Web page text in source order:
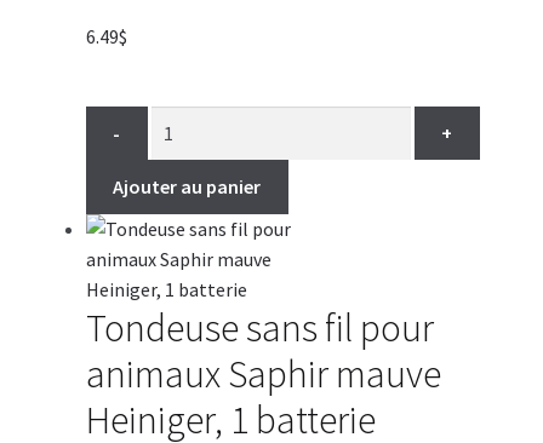
6.49$
- +
Ajouter au panier
Tondeuse sans fil pour
animaux Saphir mauve
Heiniger, 1 batterie